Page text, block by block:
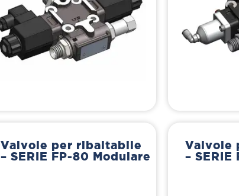
Valvole per ribaltabile
– SERIE FP-80 Modulare
Valvole
– SERIE